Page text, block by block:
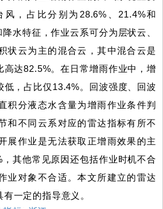
，占比分别为28.6%、21.4%和
水特征，作业云系可分为层状云、
状云为主的混合云，其中混合云是
高达82.5%。在日常增雨作业中，增
低，占比仅13.4%。回波强度、回波
积分液态水含量为增雨作业条件判
和不同云系对应的雷达指标有所不
展作业是无法获取正增雨效果的主
其他常见原因还包括作业时机不合
业对象不合适。本文所建立的雷达
一定的指导意义。